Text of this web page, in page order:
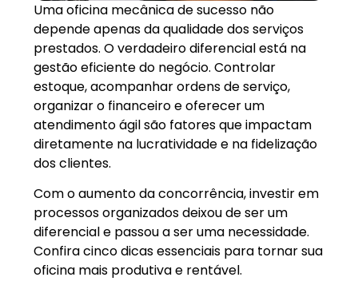
Uma oficina mecânica de sucesso não
depende apenas da qualidade dos serviços
prestados. O verdadeiro diferencial está na
gestão eficiente do negócio. Controlar
estoque, acompanhar ordens de serviço,
organizar o financeiro e oferecer um
atendimento ágil são fatores que impactam
diretamente na lucratividade e na fidelização
dos clientes.
Com o aumento da concorrência, investir em
processos organizados deixou de ser um
diferencial e passou a ser uma necessidade.
Confira cinco dicas essenciais para tornar sua
oficina mais produtiva e rentável.